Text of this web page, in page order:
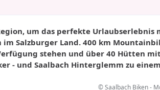
um das perfekte
Salzburger Land. 400 km
stehen und über 40 Hütten
- und Saalbach Hinterglemm zu
© Saalbach Biken -